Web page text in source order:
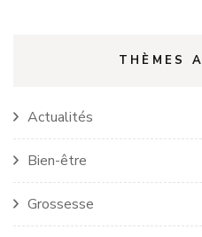
THÈMES
Actualités
Bien-être
Grossesse